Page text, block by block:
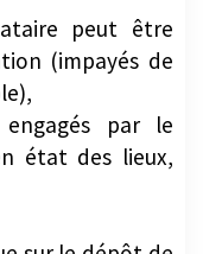
peut être
(impayés de
par le
état des lieux,